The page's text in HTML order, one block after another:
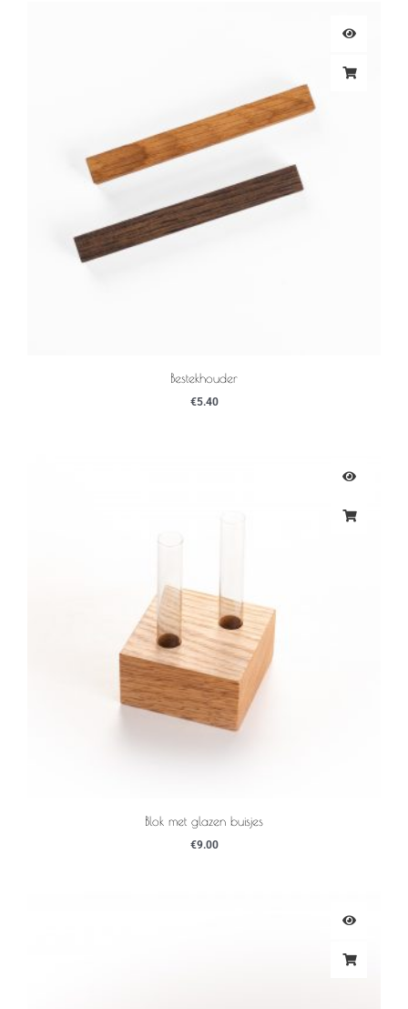
Bestekhouder
€5.40
Blok met glazen buisjes
€9.00